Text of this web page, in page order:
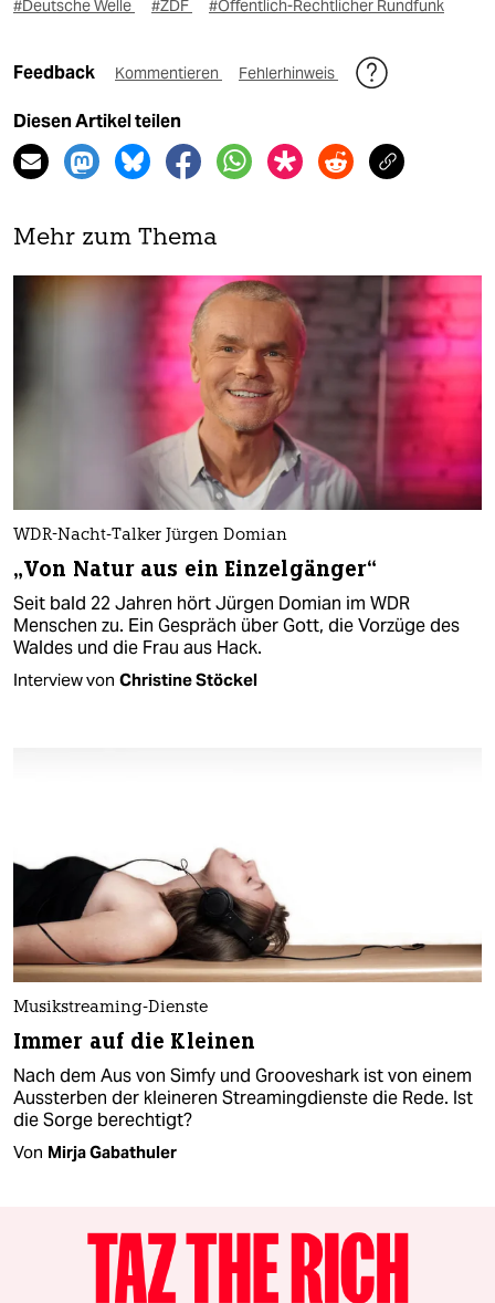
#Deutsche Welle
#ZDF #Öffentlich-Rechtlicher Rundfunk
Feedback Kommentieren Fehlerhinweis
Diesen Artikel teilen
Mehr zum Thema
WDR-Nacht-Talker Jürgen Domian
„Von Natur aus ein Einzelgänger“
Seit bald 22 Jahren hört Jürgen Domian im WDR
Menschen zu. Ein Gespräch über Gott, die Vorzüge des
Waldes und die Frau aus Hack.
Interview von Christine Stöckel
Musikstreaming-Dienste
Immer auf die Kleinen
Nach dem Aus von Simfy und Grooveshark ist von einem
Aussterben der kleineren Streamingdienste die Rede. Ist
die Sorge berechtigt?
Von Mirja Gabathuler